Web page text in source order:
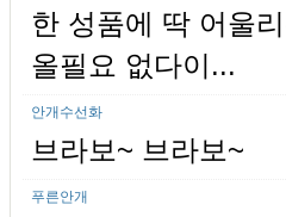
한 성품에 딱 어울
올필요 없다이...
안개수선화
브라보~ 브라보~
푸른안개